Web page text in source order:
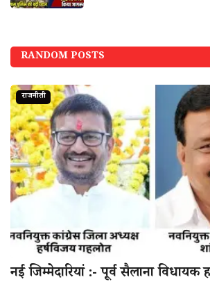
RANDOM POSTS
शहर
आगामी त्योहारों को लेकर हाट की चौकी